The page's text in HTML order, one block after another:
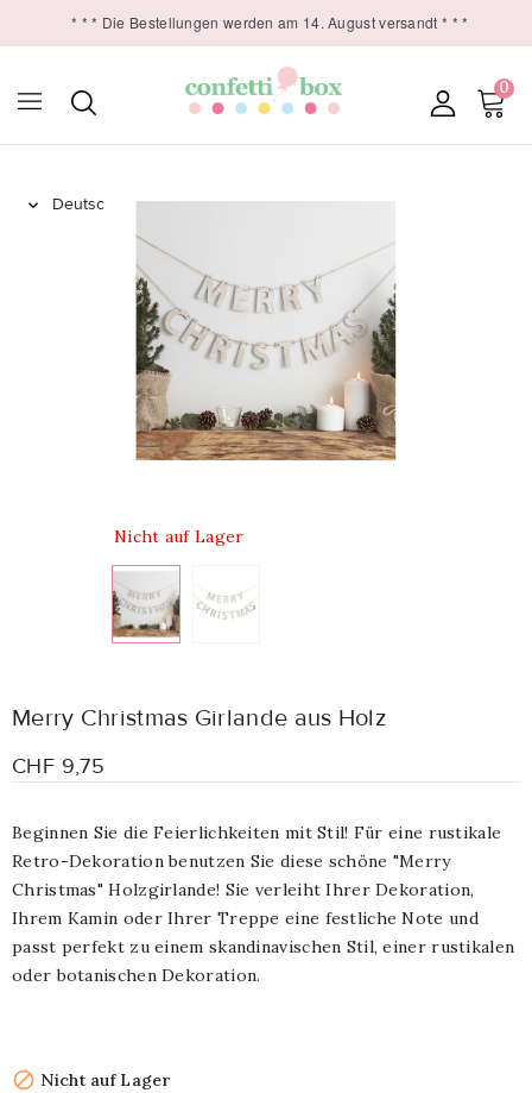
* * * Die Bestellungen werden am 14. August versandt * * *
0

Nicht auf Lager
Merry Christmas Girlande aus Holz
CHF 9,75
Beginnen Sie die Feierlichkeiten mit Stil! Für eine rustikale
Retro-Dekoration benutzen Sie diese schöne "Merry
Christmas" Holzgirlande! Sie verleiht Ihrer Dekoration,
Ihrem Kamin oder Ihrer Treppe eine festliche Note und
passt perfekt zu einem skandinavischen Stil, einer rustikalen
oder botanischen Dekoration.
 Nicht auf Lager